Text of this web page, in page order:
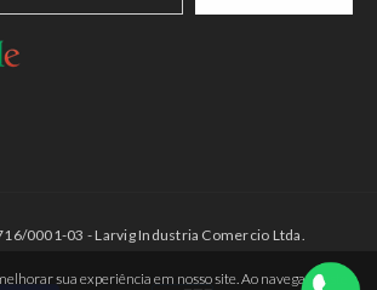
0001-03 - Larvig Industria Comercio Ltda.
sua experiência em nosso site. Ao navegar neste